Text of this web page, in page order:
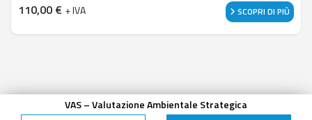
110,00 € + IVA SCOPRI DI PIÙ
VAS – Valutazione Ambientale Strategica